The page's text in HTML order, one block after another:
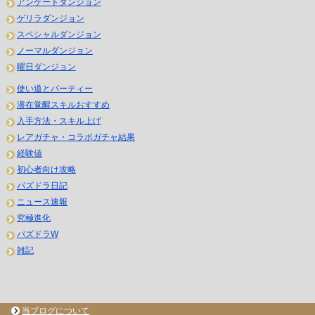
ゲリラダンジョン
スペシャルダンジョン
ノーマルダンジョン
曜日ダンジョン
使い道とパーティー
潜在覚醒スキルおすすめ
入手方法・スキル上げ
レアガチャ・コラボガチャ結果
経験値
初心者向け攻略
パズドラ日記
ニュース速報
究極進化
パズドラW
雑記
当ブログについて